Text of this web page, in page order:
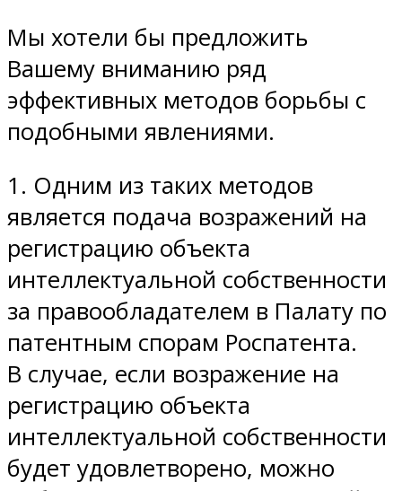
Мы хотели бы предложить
Вашему вниманию ряд
эффективных методов борьбы с
подобными явлениями.
1. Одним из таких методов
является подача возражений на
регистрацию объекта
интеллектуальной собственности
за правообладателем в Палату по
патентным спорам Роспатента.
В случае, если возражение на
регистрацию объекта
интеллектуальной собственности
будет удовлетворено, можно